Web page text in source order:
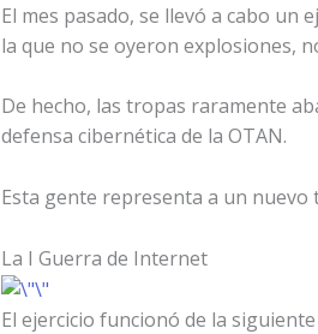
El mes pasado, se llevó a cabo
la que no se oyeron explosiones,
De hecho, las tropas raramente
defensa cibernética de la OTAN.
Esta gente representa a un
La I Guerra de Internet
El ejercicio funcionó de la